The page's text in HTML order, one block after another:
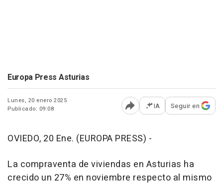
Europa Press Asturias
Lunes, 20 enero 2025
Publicado: 09:08
Abrir opciones para
IA Seguir en
OVIEDO, 20 Ene. (EUROPA PRESS) -
La compraventa de viviendas en Asturias ha
crecido un 27% en noviembre respecto al mismo